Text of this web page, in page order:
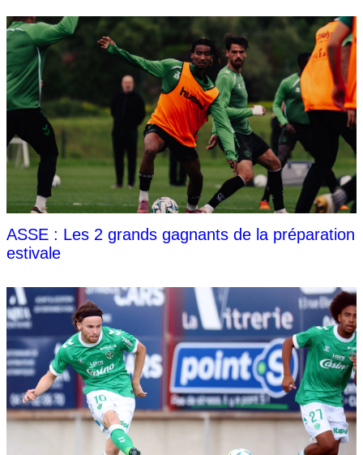
ASSE : Les 2 grands gagnants de la préparation
estivale